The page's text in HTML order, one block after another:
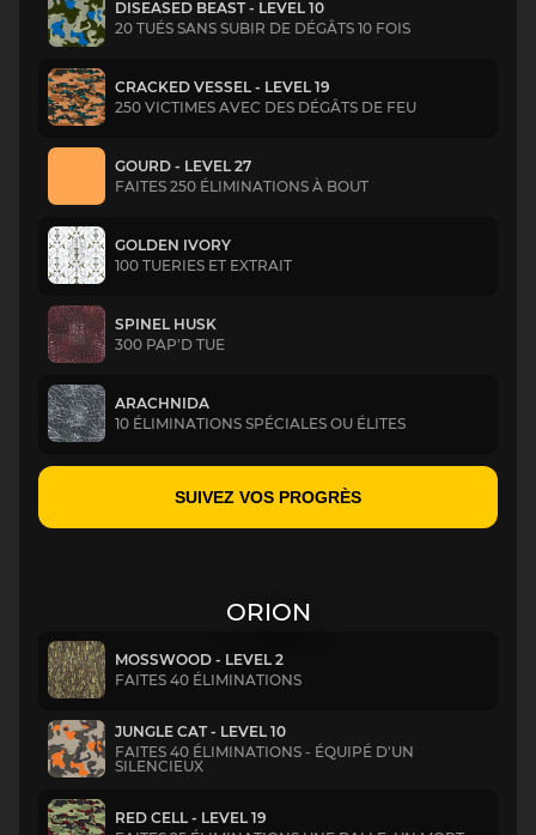
DISEASED BEAST - LEVEL 10
20 TUÉS SANS SUBIR DE DÉGÂTS 10 FOIS
CRACKED VESSEL - LEVEL 19
250 VICTIMES AVEC DES DÉGÂTS DE FEU
GOURD - LEVEL 27
FAITES 250 ÉLIMINATIONS À BOUT
GOLDEN IVORY
100 TUERIES ET EXTRAIT
SPINEL HUSK
300 PAP'D TUE
ARACHNIDA
10 ÉLIMINATIONS SPÉCIALES OU ÉLITES
SUIVEZ VOS PROGRÈS
ORION
MOSSWOOD - LEVEL 2
FAITES 40 ÉLIMINATIONS
JUNGLE CAT - LEVEL 10
FAITES 40 ÉLIMINATIONS - ÉQUIPÉ D'UN
SILENCIEUX
RED CELL - LEVEL 19